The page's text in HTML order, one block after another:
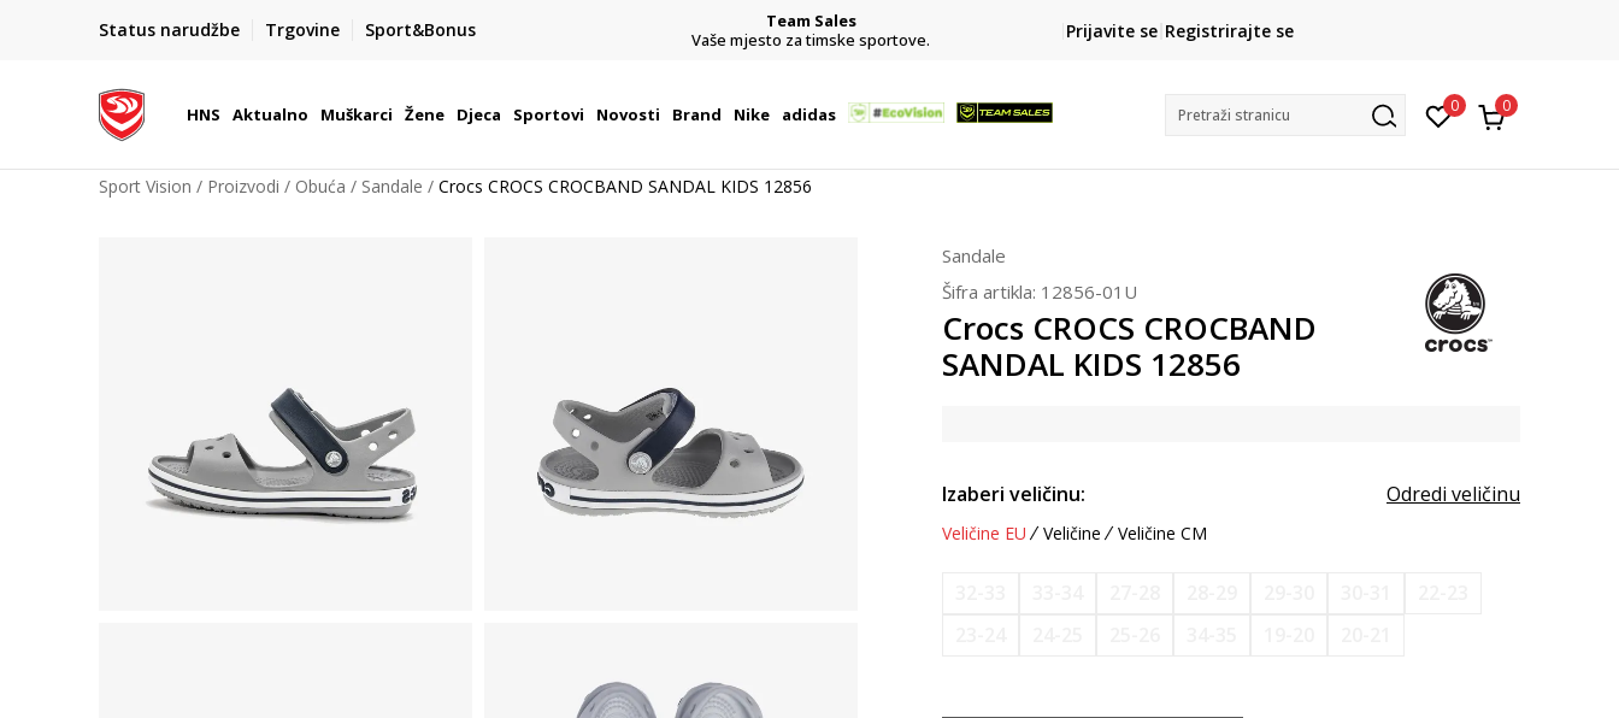
Status narudžbe Trgovine Sport&Bonus
BOX NOW
Dostava 1,50 €
| Više od 800 paketomata u Hrvatskoj
Team Sales
Vaše mjesto za timske sportove.
CLICK& COLLECT
besplatno preuzimanje u trgovini
Prijavite se Registrirajte se
HNS Aktualno Muškarci Žene Djeca Sportovi Novosti Brand Nike adidas Pretraži stranicu 0 0
Sport Vision Proizvodi Obuća Sandale Crocs CROCS CROCBAND SANDAL KIDS 12856
Sandale
Šifra artikla: 12856-01U
Crocs CROCS CROCBAND
SANDAL KIDS 12856
Izaberi veličinu: Odredi veličinu
Veličine EU Veličine Veličine CM